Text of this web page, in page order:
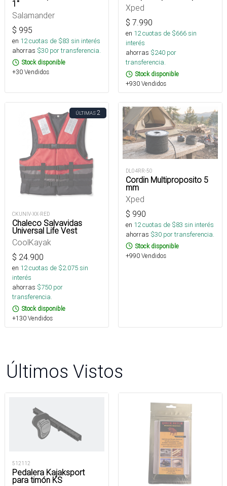
1"
Salamander
$ 995
en 12cuotas de $83 sin interés
ahorras $30 por transferencia.
Stock disponible
+30 Vendidos
Xped
$ 7.990
en 12cuotas de $666sin
interés
ahorras $240 por
transferencia.
Stock disponible
+930 Vendidos
ÚLTIMAS2
CKUNIV-XX-RED
Chaleco Salvavidas
Universal Life Vest
CoolKayak
$ 24.900
en 12cuotas de $2.075sin
interés
ahorras $750 por
transferencia.
Stock disponible
+130 Vendidos
DL04RR-50
Cordin Multiproposito 5
mm
Xped
$ 990
en 12cuotas de $83 sin interés
ahorras $30 por transferencia.
Stock disponible
+990 Vendidos
Últimos Vistos
512112
Pedalera Kajaksport
para timón KS